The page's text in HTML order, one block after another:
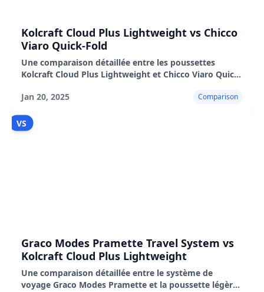
Kolcraft Cloud Plus Lightweight vs Chicco
Viaro Quick-Fold
Une comparaison détaillée entre les poussettes
Kolcraft Cloud Plus Lightweight et Chicco Viaro Quick-
inconvénients et les performances réelles.
Jan 20, 2025 Comparison
VS
Graco Modes Pramette Travel System vs
Kolcraft Cloud Plus Lightweight
Une comparaison détaillée entre le système de
voyage Graco Modes Pramette et la poussette légère